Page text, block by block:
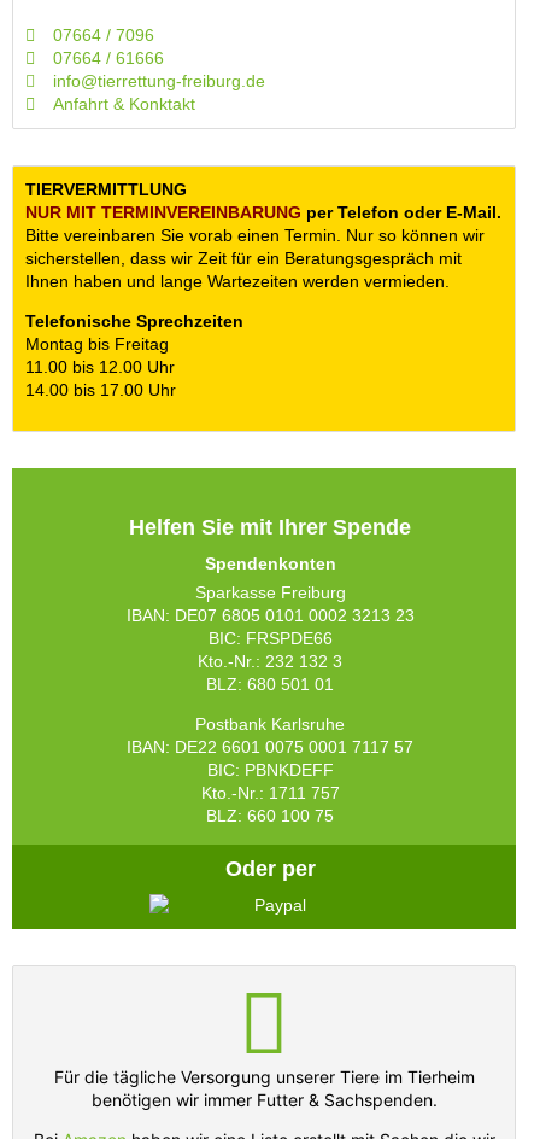
07664 / 7096
07664 / 61666
info@tierrettung-freiburg.de
Anfahrt & Konktakt
TIERVERMITTLUNG
NUR MIT TERMIN­VEREINBARUNG per Telefon oder E-Mail.
Bitte vereinbaren Sie vorab einen Termin. Nur so können wir
sicherstellen, dass wir Zeit für ein Beratungsgespräch mit
Ihnen haben und lange Wartezeiten werden vermieden.
Telefonische Sprechzeiten
Montag bis Freitag
11.00 bis 12.00 Uhr
14.00 bis 17.00 Uhr
Helfen Sie mit Ihrer Spende
Spendenkonten
Sparkasse Freiburg
IBAN: DE07 6805 0101 0002 3213 23
BIC: FRSPDE66
Kto.-Nr.: 232 132 3
BLZ: 680 501 01
Postbank Karlsruhe
IBAN: DE22 6601 0075 0001 7117 57
BIC: PBNKDEFF
Kto.-Nr.: 1711 757
BLZ: 660 100 75
Oder per
Für die tägliche Versorgung unserer Tiere im Tierheim
benötigen wir immer Futter & Sachspenden.